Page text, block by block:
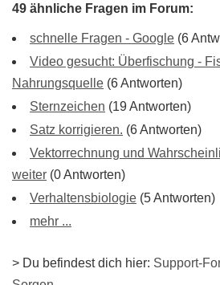
49 ähnliche Fragen im Forum:
schnelle Fragen - Google (6
Video gesucht: Überfischung -
Nahrungsquelle (6 Antworten)
Sternzeichen (19 Antworten)
Satz korrigieren. (6 Antworten)
Vektorrechnung und
weiter (0 Antworten)
Verhaltensbiologie (5 Antworten)
mehr ...
> Du befindest dich hier: Support-